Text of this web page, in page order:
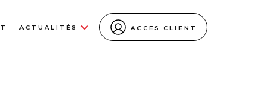
ACTUALITÉS ACCÈS CLIENT